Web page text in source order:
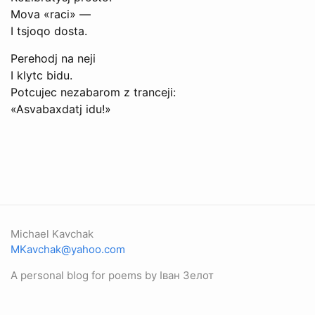
Mova «raci» —
I tsjoqo dosta.
Perehodj na neji
I klytc bidu.
Potcujec nezabarom z tranceji:
«Asvabaxdatj idu!»
Michael Kavchak
MKavchak@yahoo.com
A personal blog for poems by Іван Зелот